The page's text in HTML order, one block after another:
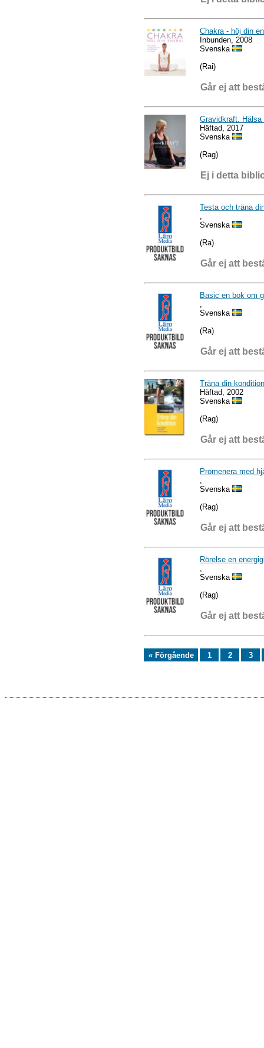
Chakra - höj din
Inbunden, 2008
Svenska
(Rai)
Går ej att
Gravidkraft. Hälsa
Häftad, 2017
Svenska
(Rag)
Ej i detta
Testa och träna
Svenska
(Ra)
Går ej att
Basic en bok om
Svenska
(Ra)
Går ej att
Träna din kondition
Häftad, 2002
Svenska
(Rag)
Går ej att
Promenera med
Svenska
(Rag)
Går ej att
Rörelse en
Svenska
(Rag)
Går ej att
« Förgående 1 2 3